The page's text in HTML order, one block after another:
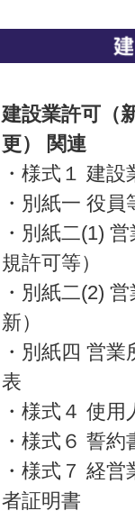
建設業許可（
更） 関連
・様式１ 建
・別紙一 役
・別紙二(1)
規許可等）
・別紙二(2)
新）
・別紙四 営
表
・様式４ 使用
・様式６ 誓約
・様式７ 経
者証明書